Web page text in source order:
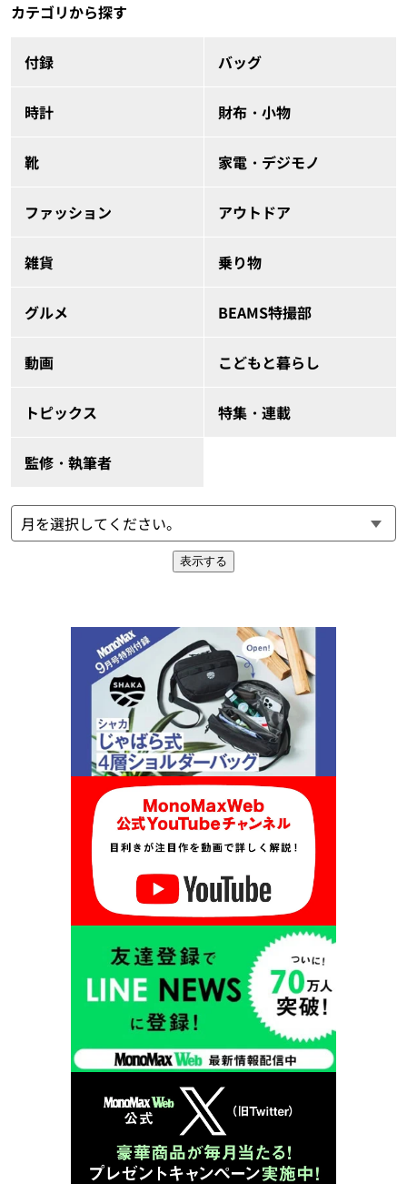
カテゴリから探す
付録 バッグ
時計 財布・小物
靴 家電・デジモノ
ファッション アウトドア
雑貨 乗り物
グルメ BEAMS特撮部
動画 こどもと暮らし
トピックス 特集・連載
監修・執筆者
表示する